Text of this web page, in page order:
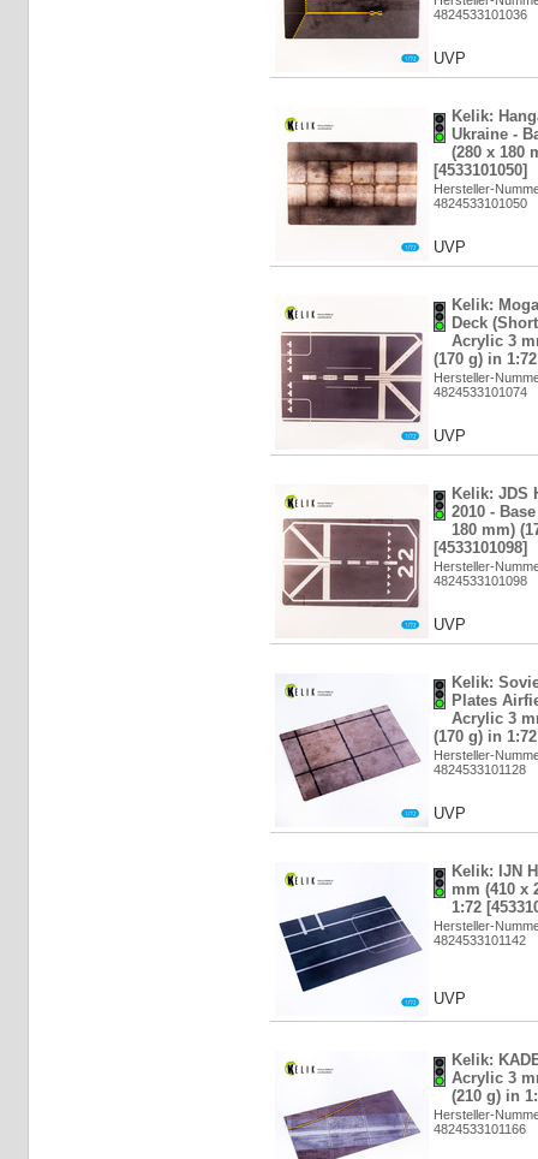
4824533101036
UVP
Kelik:
Ukraine -
(280 x 180
[4533101050]
Hersteller-
4824533101050
UVP
Kelik:
Deck
Acrylic 3
(170 g) in
Hersteller-
4824533101074
UVP
Kelik: JDS
2010 -
180 mm)
[4533101098]
Hersteller-
4824533101098
UVP
Kelik:
Plates
Acrylic 3
(170 g) in
Hersteller-
4824533101128
UVP
Kelik: IJN
mm (410 x
1:72
Hersteller-
4824533101142
UVP
Kelik:
Acrylic 3
(210 g) in
Hersteller-
4824533101166